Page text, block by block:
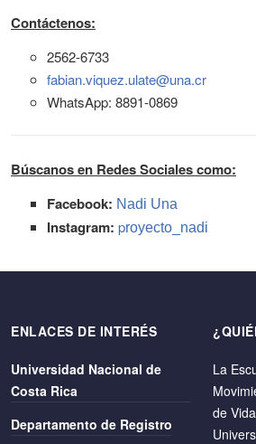
Contáctenos:
2562-6733
fabian.viquez.ulate@una.cr
WhatsApp: 8891-0869
Búscanos en Redes Sociales como:
Facebook: Nadi Una
Instagram: proyecto_nadi
ENLACES DE INTERÉS
Universidad Nacional de
Costa Rica
Departamento de Registro
La
de